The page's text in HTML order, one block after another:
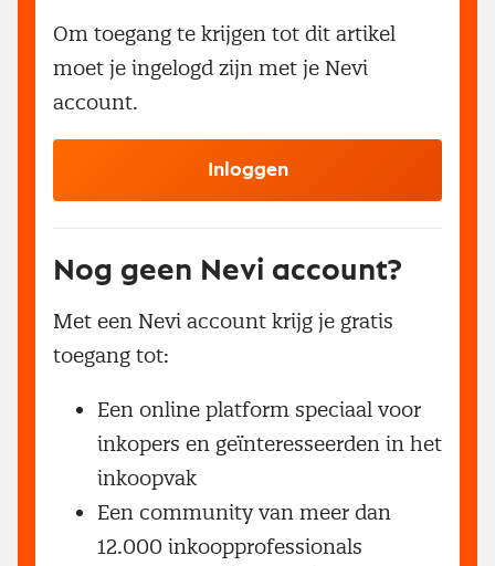
Om toegang te krijgen tot dit artikel
moet je ingelogd zijn met je Nevi
account.
Inloggen
Nog geen Nevi account?
Met een Nevi account krijg je gratis
toegang tot:
Een online platform speciaal voor
inkopers en geïnteresseerden in het
inkoopvak
Een community van meer dan
12.000 inkoopprofessionals